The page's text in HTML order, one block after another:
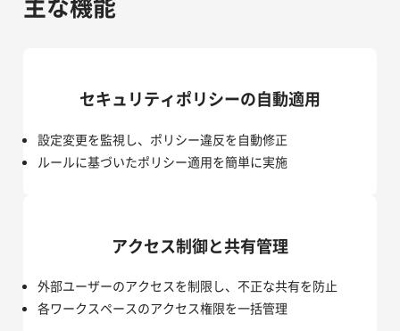
セキュリティポリシーの自動適用
設定変更を監視し、ポリシー違反を自動修正
ルールに基づいたポリシー適用を簡単に実施
アクセス制御と共有管理
外部ユーザーのアクセスを制限し、不正な共有を防止
各ワークスペースのアクセス権限を一括管理